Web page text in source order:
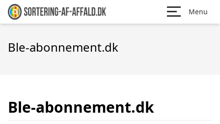
Menu
Ble-abonnement.dk
Ble-abonnement.dk